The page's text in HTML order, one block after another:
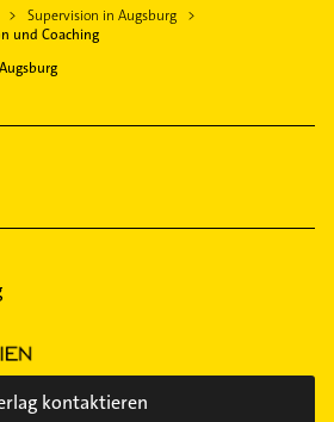
Supervision in Augsburg
und Coaching
Augsburg
kontaktieren